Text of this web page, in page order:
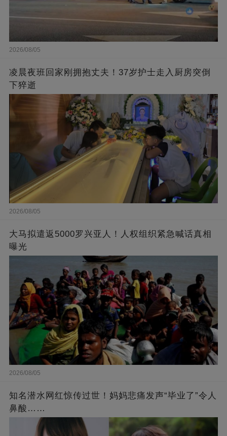
2026/08/05
凌晨夜班回家刚拥抱丈夫！37岁护士走入厨房突倒
下猝逝
2026/08/05
大马拟遣返5000罗兴亚人！人权组织紧急喊话真相
曝光
2026/08/05
知名潜水网红惊传过世！妈妈悲痛发声“毕业了”令人
鼻酸……